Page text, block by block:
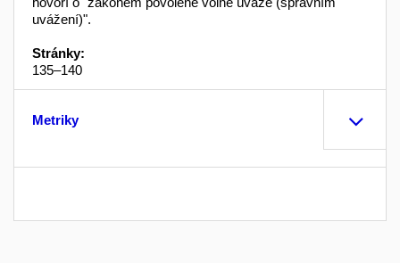
uvážení)".
Stránky:
135–140
Metriky